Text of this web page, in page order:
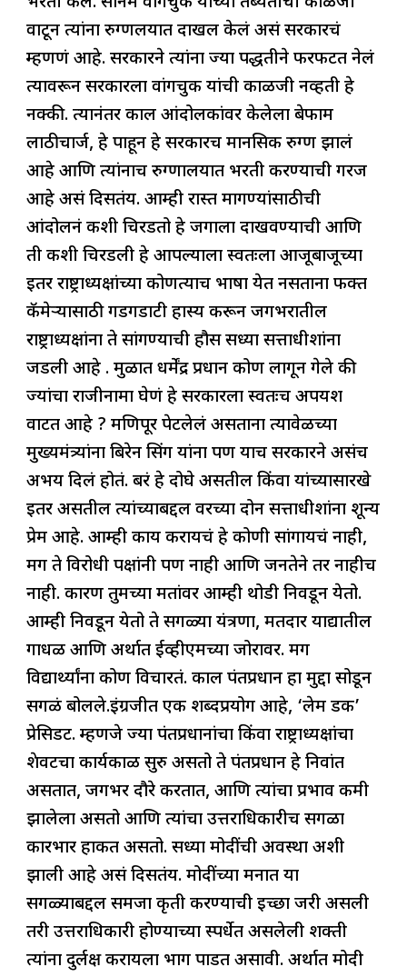
वाटून त्यांना रुग्णलयात दाखल केलं असं सरकारचं
म्हणणं आहे. सरकारने त्यांना ज्या पद्धतीने फरफटत नेलं
त्यावरून सरकारला वांगचुक यांची काळजी नव्हती हे
नक्की. त्यानंतर काल आंदोलकांवर केलेला बेफाम
लाठीचार्ज, हे पाहून हे सरकारच मानसिक रुग्ण झालं
आहे आणि त्यांनाच रुग्णालयात भरती करण्याची गरज
आहे असं दिसतंय. आम्ही रास्त मागण्यांसाठीची
आंदोलनं कशी चिरडतो हे जगाला दाखवण्याची आणि
ती कशी चिरडली हे आपल्याला स्वतःला आजूबाजूच्या
इतर राष्ट्राध्यक्षांच्या कोणत्याच भाषा येत नसताना फक्त
कॅमेऱ्यासाठी गडगडाटी हास्य करून जगभरातील
राष्ट्राध्यक्षांना ते सांगण्याची हौस सध्या सत्ताधीशांना
जडली आहे . मुळात धर्मेंद्र प्रधान कोण लागून गेले की
ज्यांचा राजीनामा घेणं हे सरकारला स्वतःच अपयश
वाटत आहे ? मणिपूर पेटलेलं असताना त्यावेळच्या
मुख्यमंत्र्यांना बिरेन सिंग यांना पण याच सरकारने असंच
अभय दिलं होतं. बरं हे दोघे असतील किंवा यांच्यासारखे
इतर असतील त्यांच्याबद्दल वरच्या दोन सत्ताधीशांना शून्य
प्रेम आहे. आम्ही काय करायचं हे कोणी सांगायचं नाही,
मग ते विरोधी पक्षांनी पण नाही आणि जनतेने तर नाहीच
नाही. कारण तुमच्या मतांवर आम्ही थोडी निवडून येतो.
आम्ही निवडून येतो ते सगळ्या यंत्रणा, मतदार याद्यातील
गोंधळ आणि अर्थात ईव्हीएमच्या जोरावर. मग
विद्यार्थ्यांना कोण विचारतं. काल पंतप्रधान हा मुद्दा सोडून
सगळं बोलले.इंग्रजीत एक शब्दप्रयोग आहे, ‘लेम डक’
प्रेसिडेंट. म्हणजे ज्या पंतप्रधानांचा किंवा राष्ट्राध्यक्षांचा
शेवटचा कार्यकाळ सुरु असतो ते पंतप्रधान हे निवांत
असतात, जगभर दौरे करतात, आणि त्यांचा प्रभाव कमी
झालेला असतो आणि त्यांचा उत्तराधिकारीच सगळा
कारभार हाकत असतो. सध्या मोदींची अवस्था अशी
झाली आहे असं दिसतंय. मोदींच्या मनात या
सगळ्याबद्दल समजा कृती करण्याची इच्छा जरी असली
तरी उत्तराधिकारी होण्याच्या स्पर्धेत असलेली शक्ती
त्यांना दुर्लक्ष करायला भाग पाडत असावी. अर्थात मोदी